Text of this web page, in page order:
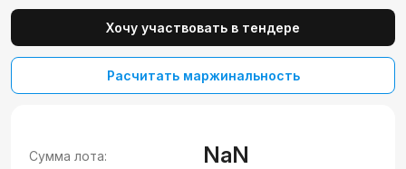
Хочу участвовать в тендере
Расчитать маржинальность
Сумма лота: NaN